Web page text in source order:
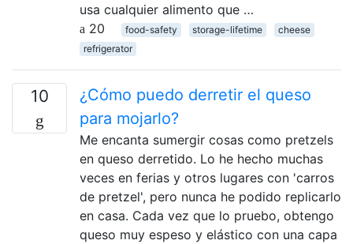
usa cualquier alimento que …
20
food-safety storage-lifetime
cheese
refrigerator
10
¿Cómo puedo derretir el queso
para mojarlo?
Me encanta sumergir cosas como pretzels
en queso derretido. Lo he hecho muchas
veces en ferias y otros lugares con 'carros
de pretzel', pero nunca he podido replicarlo
en casa. Cada vez que lo pruebo, obtengo
queso muy espeso y elástico con una capa